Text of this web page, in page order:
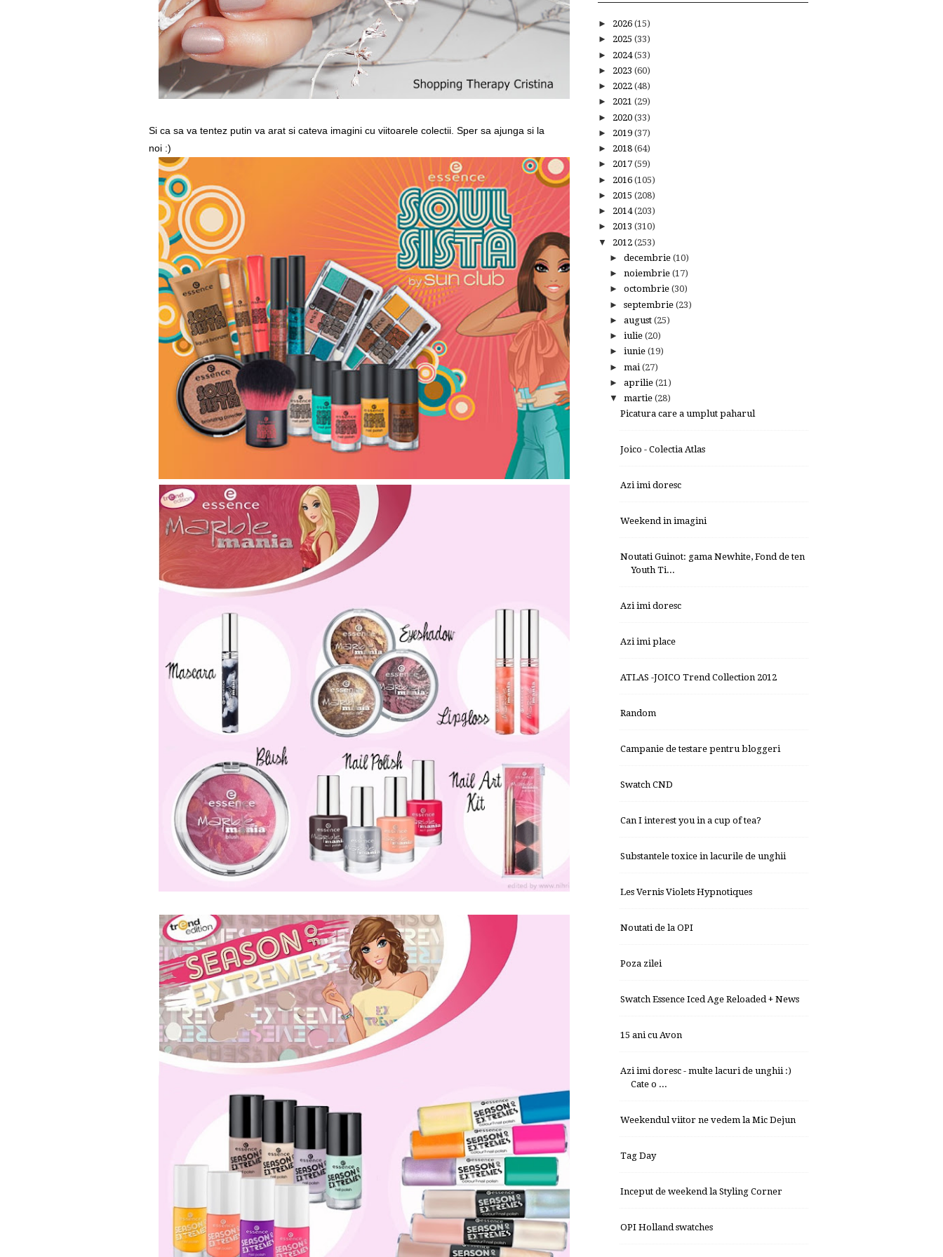
Si ca sa va tentez putin va arat si cateva imagini cu viitoarele colectii. Sper sa ajunga si la
noi :)
► 2026 (15)
► 2025 (33)
► 2024(53)
► 2023 (60)
► 2022 (48)
► 2021 (29)
► 2020 (33)
► 2019 (37)
► 2018 (64)
► 2017 (59)
► 2016 (105)
► 2015 (208)
► 2014(203)
► 2013 (310)
▼ 2012 (253)
► decembrie (10)
► noiembrie (17)
► octombrie (30)
► septembrie (23)
► august (25)
► iulie (20)
► iunie (19)
► mai (27)
► aprilie (21)
▼ martie (28)
Picatura care a umplut paharul
Joico - Colectia Atlas
Azi imi doresc
Weekend in imagini
Noutati Guinot: gama Newhite, Fond de ten
Youth Ti...
Azi imi doresc
Azi imi place
ATLAS -JOICO Trend Collection 2012
Random
Campanie de testare pentru bloggeri
Swatch CND
Can I interest you in a cup of tea?
Substantele toxice in lacurile de unghii
Les Vernis Violets Hypnotiques
Noutati de la OPI
Poza zilei
Swatch Essence Iced Age Reloaded + News
15 ani cu Avon
Azi imi doresc - multe lacuri de unghii :)
Cate o ...
Weekendul viitor ne vedem la Mic Dejun
Tag Day
Inceput de weekend la Styling Corner
OPI Holland swatches